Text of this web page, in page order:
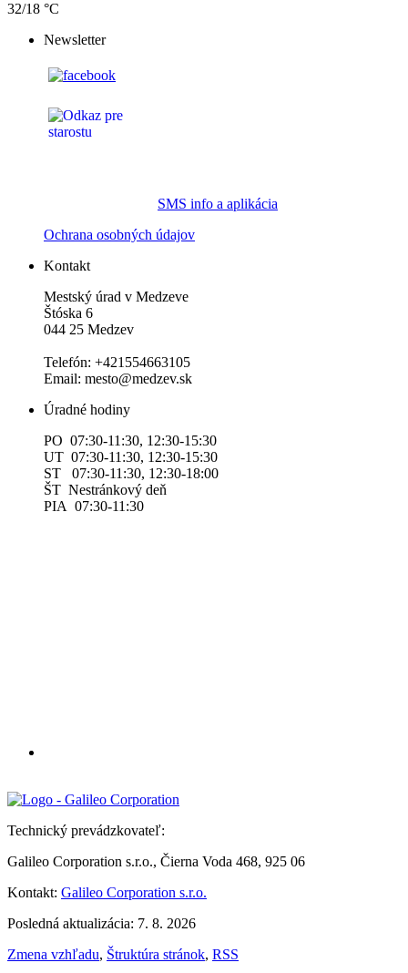
32/18 °C
Newsletter
SMS info a aplikácia
Ochrana osobných údajov
Kontakt
Mestský úrad v Medzeve
Štóska 6
044 25 Medzev
Telefón: +421554663105
Email: mesto@medzev.sk
Úradné hodiny
PO 07:30-11:30, 12:30-15:30
UT 07:30-11:30, 12:30-15:30
ST 07:30-11:30, 12:30-18:00
ŠT Nestránkový deň
PIA 07:30-11:30
Technický prevádzkovateľ:
Galileo Corporation s.r.o., Čierna Voda 468, 925 06
Kontakt: Galileo Corporation s.r.o.
Posledná aktualizácia: 7. 8. 2026
Zmena vzhľadu, Štruktúra stránok, RSS